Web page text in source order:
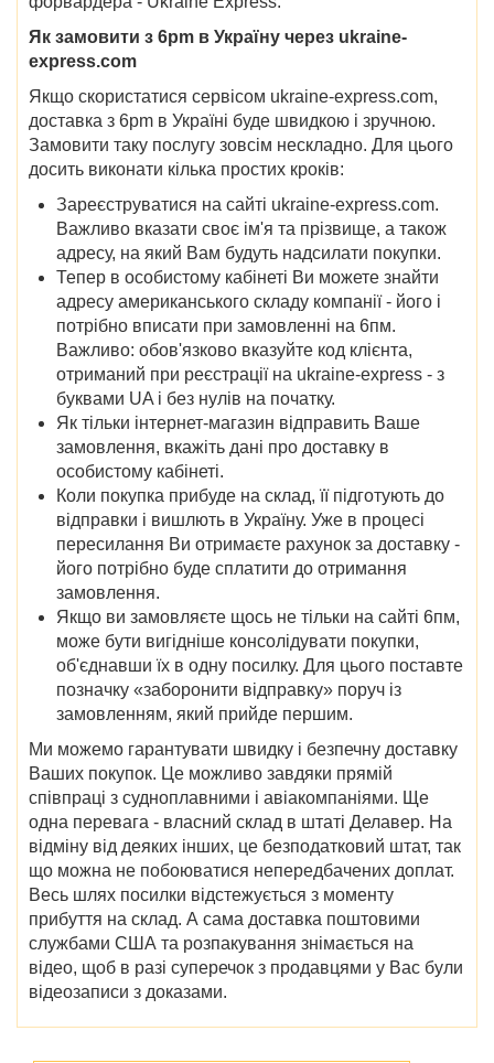
Як замовити з 6pm в Україну через ukraine-
express.com
Якщо скористатися сервісом ukraine-express.com,
доставка з 6pm в Україні буде швидкою і зручною.
Замовити таку послугу зовсім нескладно. Для цього
досить виконати кілька простих кроків:
Зареєструватися на сайті ukraine-express.com.
Важливо вказати своє ім'я та прізвище, а також
адресу, на який Вам будуть надсилати покупки.
Тепер в особистому кабінеті Ви можете знайти
адресу американського складу компанії - його і
потрібно вписати при замовленні на 6пм.
Важливо: обов'язково вказуйте код клієнта,
отриманий при реєстрації на ukraine-express - з
буквами UA і без нулів на початку.
Як тільки інтернет-магазин відправить Ваше
замовлення, вкажіть дані про доставку в
особистому кабінеті.
Коли покупка прибуде на склад, її підготують до
відправки і вишлють в Україну. Уже в процесі
пересилання Ви отримаєте рахунок за доставку -
його потрібно буде сплатити до отримання
замовлення.
Якщо ви замовляєте щось не тільки на сайті 6пм,
може бути вигідніше консолідувати покупки,
об'єднавши їх в одну посилку. Для цього поставте
позначку «заборонити відправку» поруч із
замовленням, який прийде першим.
Ми можемо гарантувати швидку і безпечну доставку
Ваших покупок. Це можливо завдяки прямій
співпраці з судноплавними і авіакомпаніями. Ще
одна перевага - власний склад в штаті Делавер. На
відміну від деяких інших, це безподатковий штат, так
що можна не побоюватися непередбачених доплат.
Весь шлях посилки відстежується з моменту
прибуття на склад. А сама доставка поштовими
службами США та розпакування знімається на
відео, щоб в разі суперечок з продавцями у Вас були
відеозаписи з доказами.